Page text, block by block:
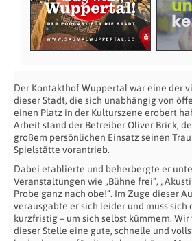
Der Kontakthof Wuppertal war eine der
dieser Stadt, die sich unabhängig von
einen Platz in der Kulturszene erobert
Arbeit stand der Betreiber Oliver Brick,
großem persönlichen Einsatz seinen
Spielstätte vorantrieb.
Dabei etablierte und beherbergte er
Veranstaltungen wie „Bühne frei“,
Probe ganz nach obe!“. Im Zuge dieser
verausgabte er sich leider und muss
kurzfristig – um sich selbst kümmern. Wir
dieser Stelle eine gute, schnelle und